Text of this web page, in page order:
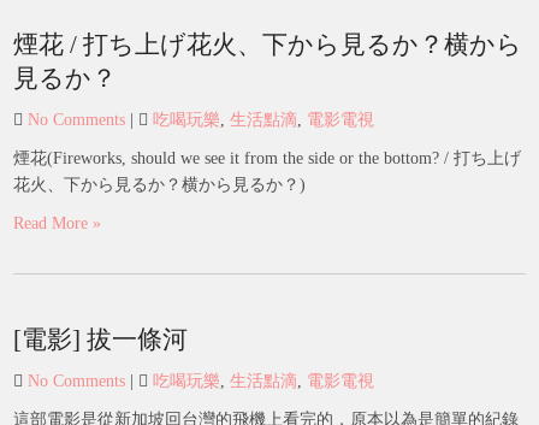
煙花 / 打ち上げ花火、下から見るか？横から
見るか？
No Comments 吃喝玩樂,生活點滴, 電影電視
煙花(Fireworks, should we see it from the side or the bottom? / 打ち上げ
花火、下から見るか？横から見るか？)
Read More »
[電影] 拔一條河
No Comments 吃喝玩樂,生活點滴, 電影電視
這部電影是從新加坡回台灣的飛機上看完的，原本以為是簡單的紀錄